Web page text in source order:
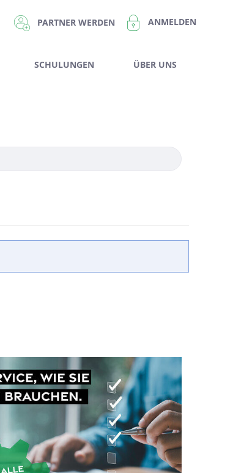
PARTNER WERDEN ANMELDEN
SCHULUNGEN ÜBER UNS